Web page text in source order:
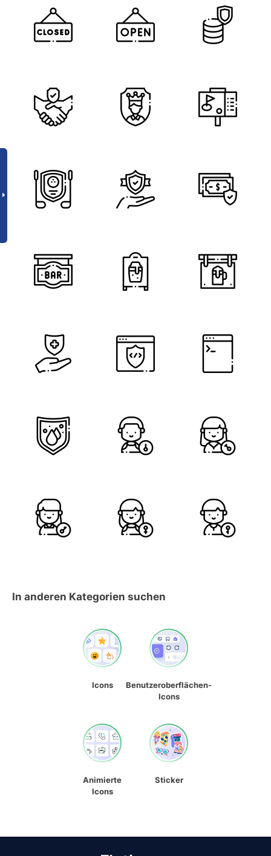
In anderen Kategorien suchen
Icons
Benutzeroberflächen-
Icons
Animierte
Icons
Sticker